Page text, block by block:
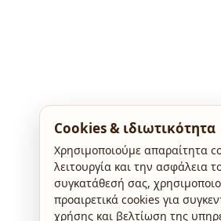
Cookies & ιδιωτικότητα
Χρησιμοποιούμε απαραίτητα
λειτουργία και την ασφάλεια
συγκατάθεσή σας,
προαιρετικά cookies για
χρήσης και βελτίωση της